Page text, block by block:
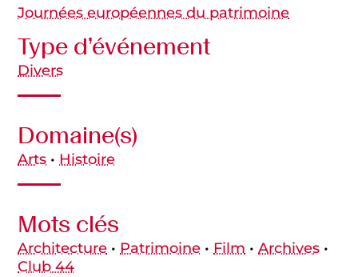
Journées européennes du patrimoine
Type d’événement
Divers
Domaine(s)
Arts • Histoire
Mots clés
Architecture • Patrimoine • Film •Archives •
Club 44